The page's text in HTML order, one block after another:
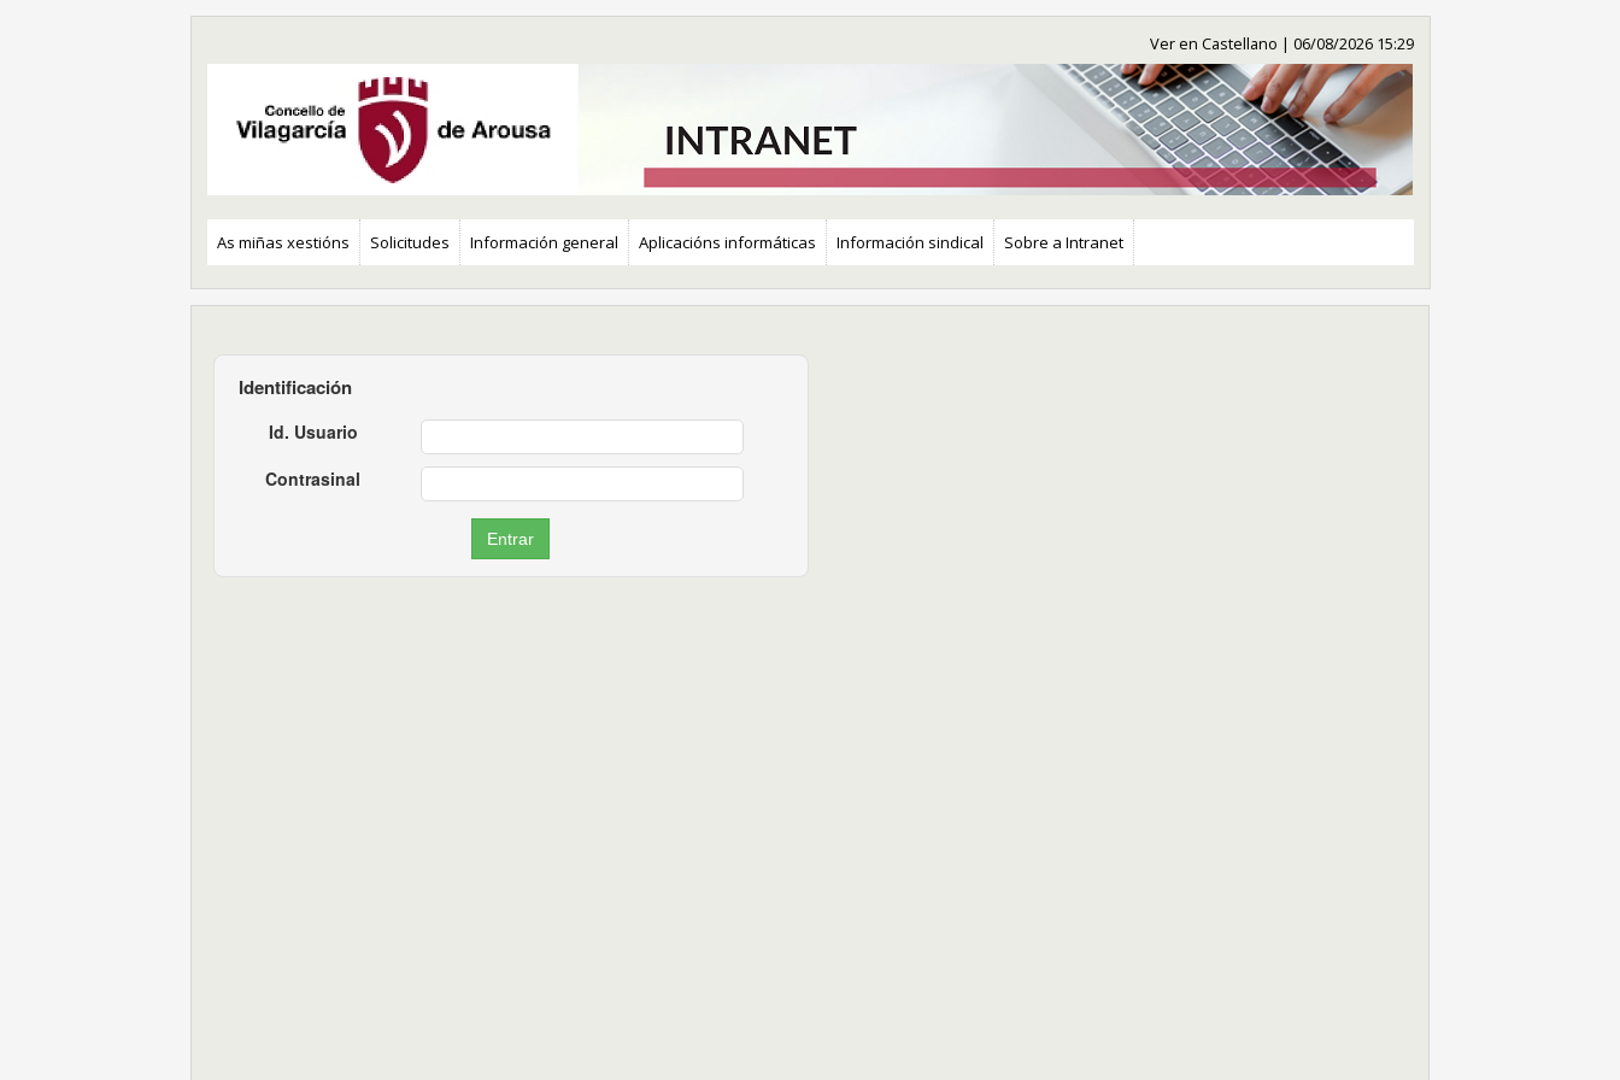
Ver en Castellano | 06/08/2026 15:29
As miñas xestións Solicitudes Información general Aplicacións informáticas​ Información sindical Sobre a Intranet
Identificación
Id. Usuario
Contrasinal